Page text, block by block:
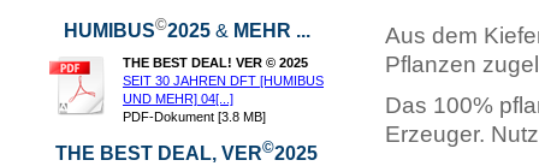
HUMIBUS©2025& MEHR ...
THE BEST DEAL! VER © 2025
SEIT 30 JAHREN DFT [HUMIBUS
UND MEHR] 04[...]
PDF-Dokument [3.8 MB]
THE BEST DEAL, VER©2025
Aus dem
Pflanzen
Das 100%
Erzeuger.